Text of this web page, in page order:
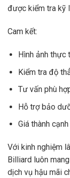
được kiểm tra kỹ
Cam kết:
Hình ảnh thực
Kiểm tra độ
Tư vấn phù
Hỗ trợ bảo
Giá thành
Với kinh nghiệm
Billiard luôn
dịch vụ hậu mãi